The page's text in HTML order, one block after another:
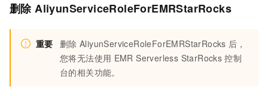
删除 AliyunServiceRoleForEMRStarRocks
重要 删除 AliyunServiceRoleForEMRStarRocks 后，
您将无法使用 EMR Serverless StarRocks 控制
台的相关功能。